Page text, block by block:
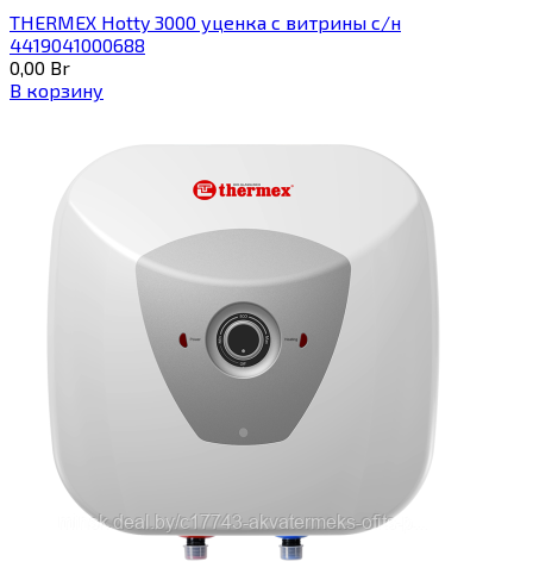
THERMEX Hotty 3000 уценка с витрины с/н
4419041000688
0,00 Br
В корзину